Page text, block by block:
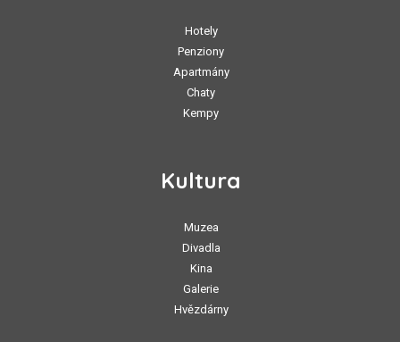
Hotely
Penziony
Apartmány
Chaty
Kempy
Kultura
Muzea
Divadla
Kina
Galerie
Hvězdárny